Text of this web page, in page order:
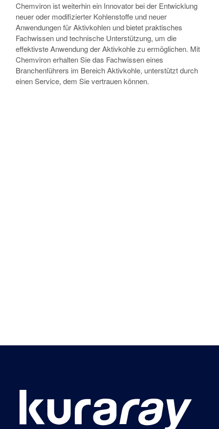
Chemviron ist weiterhin ein Innovator bei der Entwicklung
neuer oder modifizierter Kohlenstoffe und neuer
Anwendungen für Aktivkohlen und bietet praktisches
Fachwissen und technische Unterstützung, um die
effektivste Anwendung der Aktivkohle zu ermöglichen. Mit
Chemviron erhalten Sie das Fachwissen eines
Branchenführers im Bereich Aktivkohle, unterstützt durch
einen Service, dem Sie vertrauen können.